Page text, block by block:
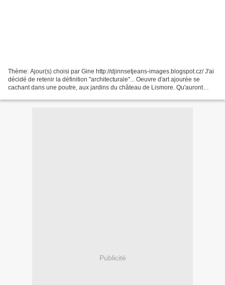
Thème: Ajour(s) choisi par Gine http://djinnsetjeans-images.blogspot.cz/ J'ai
décidé de retenir la définition "architecturale"... Oeuvre d'art ajourée se
cachant dans une poutre, aux jardins du château de Lismore. Qu'auront
Publicité